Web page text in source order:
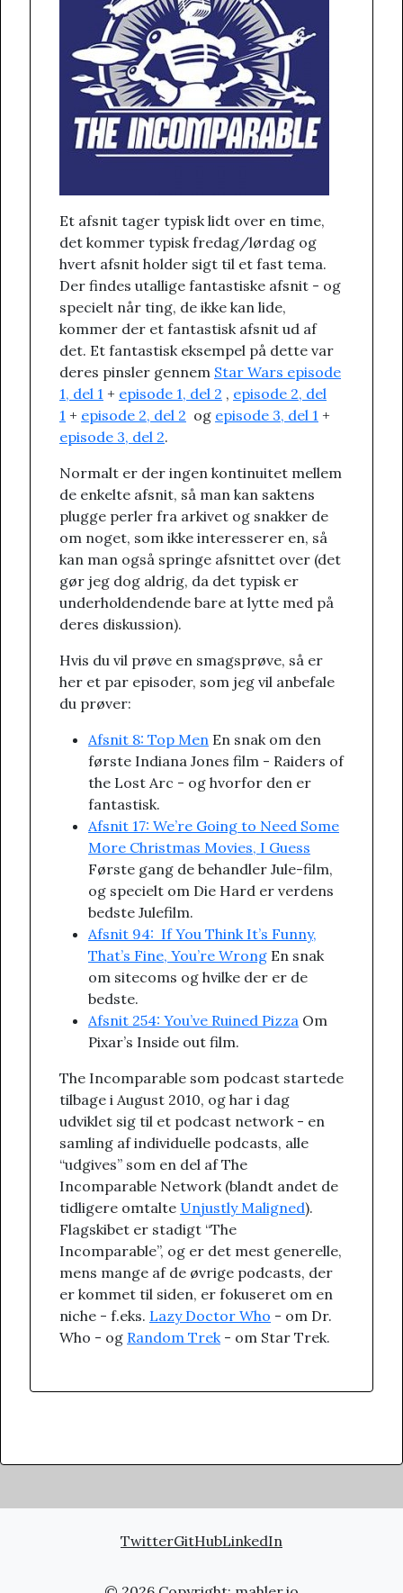
Et afsnit tager typisk lidt over en time,
det kommer typisk fredag/lørdag og
hvert afsnit holder sigt til et fast tema.
Der findes utallige fantastiske afsnit - og
specielt når ting, de ikke kan lide,
kommer der et fantastisk afsnit ud af
det. Et fantastisk eksempel på dette var
deres pinsler gennem Star Wars episode
1, del 1 + episode 1, del 2 , episode 2, del
1 + episode 2, del 2 og episode 3, del 1 +
episode 3, del 2.
Normalt er der ingen kontinuitet mellem
de enkelte afsnit, så man kan saktens
plugge perler fra arkivet og snakker de
om noget, som ikke interesserer en, så
kan man også springe afsnittet over (det
gør jeg dog aldrig, da det typisk er
underholdendende bare at lytte med på
deres diskussion).
Hvis du vil prøve en smagsprøve, så er
her et par episoder, som jeg vil anbefale
du prøver:
Afsnit 8: Top Men En snak om den
første Indiana Jones film - Raiders of
the Lost Arc - og hvorfor den er
fantastisk.
Afsnit 17: We’re Going to Need Some
More Christmas Movies, I Guess
Første gang de behandler Jule-film,
og specielt om Die Hard er verdens
bedste Julefilm.
Afsnit 94: If You Think It’s Funny,
That’s Fine, You’re Wrong En snak
om sitecoms og hvilke der er de
bedste.
Afsnit 254: You’ve Ruined Pizza Om
Pixar’s Inside out film.
The Incomparable som podcast startede
tilbage i August 2010, og har i dag
udviklet sig til et podcast network - en
samling af individuelle podcasts, alle
“udgives” som en del af The
Incomparable Network (blandt andet de
tidligere omtalte Unjustly Maligned).
Flagskibet er stadigt “The
Incomparable”, og er det mest generelle,
mens mange af de øvrige podcasts, der
er kommet til siden, er fokuseret om en
niche - f.eks. Lazy Doctor Who - om Dr.
Who - og Random Trek- om Star Trek.
TwitterGitHubLinkedIn